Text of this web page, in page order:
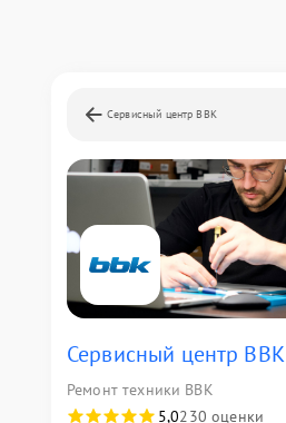
Сервисный центр BBK
Сервисный центр BBK
Ремонт техники BBK
5,0230 оценки